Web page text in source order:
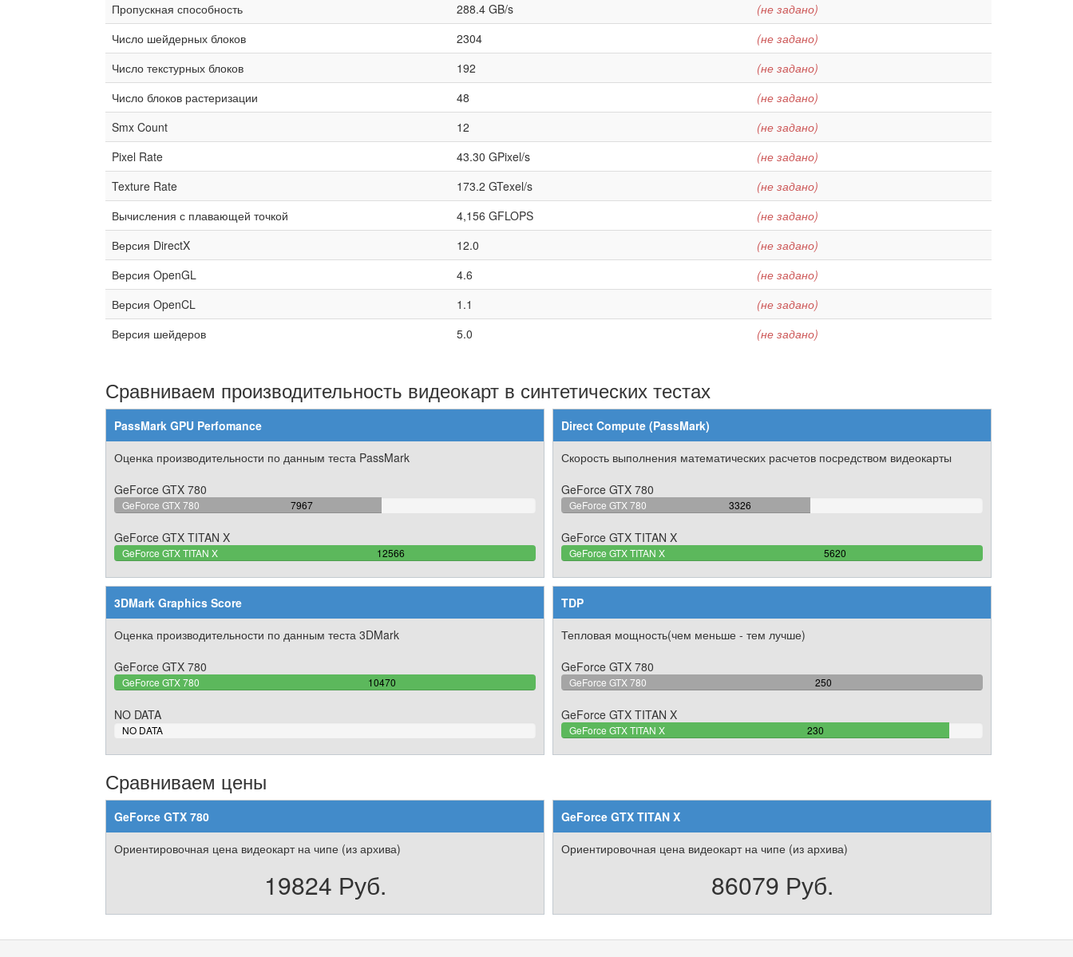
Пропускная способность
288.4 GB/s
(не задано)
Число шейдерных блоков
2304
(не задано)
Число текстурных блоков
192
(не задано)
Число блоков растеризации
48
(не задано)
Smx Count
12
(не задано)
Pixel Rate
43.30 GPixel/s
(не задано)
Texture Rate
173.2 GTexel/s
(не задано)
Вычисления с плавающей точкой
4,156 GFLOPS
(не задано)
Версия DirectX
12.0
(не задано)
Версия OpenGL
4.6
(не задано)
Версия OpenCL
1.1
(не задано)
Версия шейдеров
5.0 (не задано)
Сравниваем производительность видеокарт в синтетических тестах
PassMark GPU Perfomance
Оценка производительности по данным теста PassMark
GeForce GTX 780
GeForce GTX 780 7967
63.40124144517%
GeForce GTX TITAN X
GeForce GTX TITAN X 12566
100%
3DMark Graphics Score
Оценка производительности по данным теста 3DMark
GeForce GTX 780
GeForce GTX 780 10470
100%
NO DATA
NO DATA
0%
Direct Compute (PassMark)
Скорость выполнения математических расчетов посредством видеокарты
GeForce GTX 780
GeForce GTX 780 3326
59.181494661922%
GeForce GTX TITAN X
GeForce GTX TITAN X 5620
100%
TDP
Тепловая мощность(чем меньше - тем лучше)
GeForce GTX 780
GeForce GTX 780 250
100%
GeForce GTX TITAN X
GeForce GTX TITAN X 230
92%
Сравниваем цены
GeForce GTX 780
Ориентировочная цена видеокарт на чипе (из архива)
19824 Руб.
GeForce GTX TITAN X
Ориентировочная цена видеокарт на чипе (из архива)
86079 Руб.